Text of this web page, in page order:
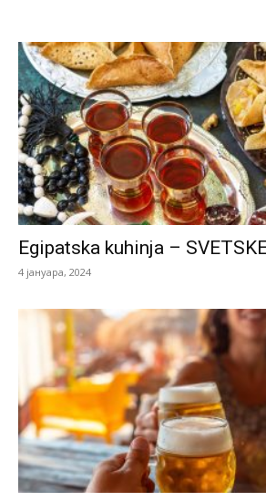
Egipatska kuhinja –
4 јануара, 2024